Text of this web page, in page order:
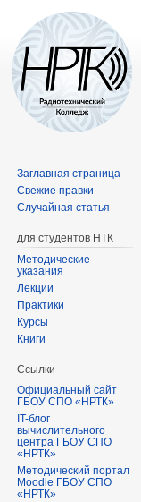
Заглавная страница
Свежие правки
Случайная статья
для студентов НТК
Методические
указания
Лекции
Практики
Курсы
Книги
Ссылки
Официальный сайт
ГБОУ СПО «НРТК»
IT-блог
вычислительного
центра ГБОУ СПО
«НРТК»
Методический портал
Moodle ГБОУ СПО
«НРТК»